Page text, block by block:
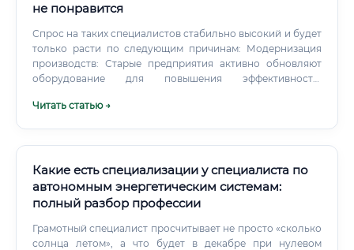
не понравится
Спрос на таких специалистов стабильно высокий и будет
только расти по следующим причинам: Модернизация
производств: Старые предприятия активно обновляют
оборудование для повышения эффективности.
производства требует новых специалистов.
Читать статью →
Какие есть специализации у специалиста по
автономным энергетическим системам:
полный разбор профессии
Грамотный специалист просчитывает не просто «сколько
солнца летом», а что будет в декабре при нулевом